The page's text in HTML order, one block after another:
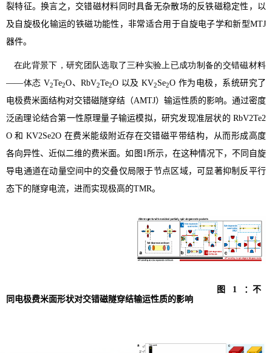
裂特征。换言之，交错磁材料同时具备无杂散场的反铁磁稳定性，以
及自旋极化输运的铁磁功能性，非常适合用于自旋电子学和新型MTJ
器件。
在此背景下，研究团队选取了三种实验上已成功制备的交错磁材料
——体态 V2Te2O、 RbV2Te2O 以及 KV2Se2O 作为电极，系统研究了
电极费米面结构对交错磁隧穿结（AMTJ）输运性质的影响。通过密度
泛函理论结合第一性原理量子输运模拟，研究发现准层状的 RbV2Te2
O 和KV2Se2O 在费米能级附近存在交错磁平带结构，从而形成高度
各向异性、近似二维的费米面。如图1所示， 在这种情况下， 不同自旋
导电通道在动量空间中的交叠仅局限于节点区域，可显著抑制反平行
态下的隧穿电流，进而实现极高的TMR。
图 1
：不
同电极费米面形状对交错磁隧穿结输运性质的影响